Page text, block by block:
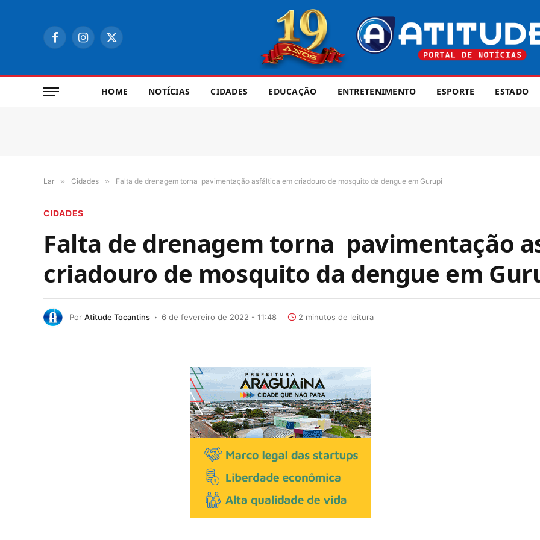
FacebookInstagram
X
HOME NOTÍCIAS CIDADES EDUCAÇÃO ENTRETENIMENTO ESPORTE ESTADO
Lar » Cidades » Falta de drenagem torna pavimentação asfáltica em criadouro de mosquito da dengue em Gurupi
CIDADES
Falta de drenagem torna pavimentação
criadouro de mosquito da dengue em
Por Atitude Tocantins 6 de fevereiro de 2022 - 11:48 2 minutos de leitura